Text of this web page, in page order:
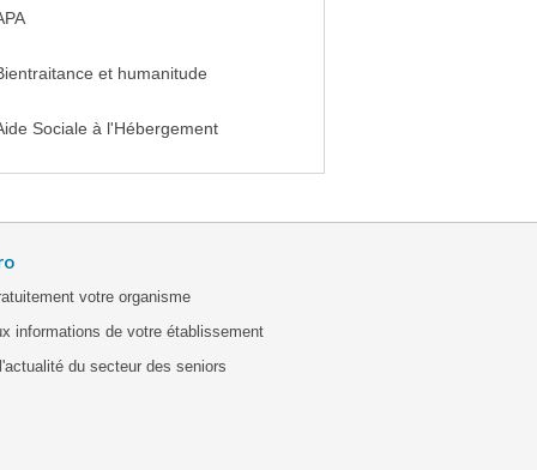
et humanitude
Sociale à l'Hébergement
votre organisme
informations de votre établissement
du secteur des seniors